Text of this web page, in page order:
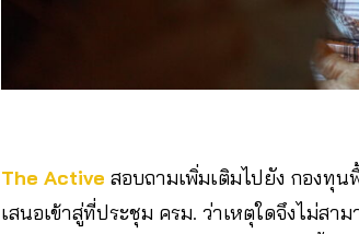
The Active สอบถามเพิ่มเติมไปยัง กองทุ
เสนอเข้าสู่ที่ประชุม ครม. ว่าเหตุใดจึงไม่สา